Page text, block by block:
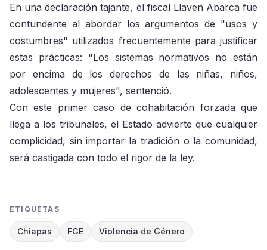
En una declaración tajante, el fiscal Llaven Abarca fue
contundente al abordar los argumentos de "usos y
costumbres" utilizados frecuentemente para justificar
estas prácticas: "Los sistemas normativos no están
por encima de los derechos de las niñas, niños,
adolescentes y mujeres", sentenció.
Con este primer caso de cohabitación forzada que
llega a los tribunales, el Estado advierte que cualquier
complicidad, sin importar la tradición o la comunidad,
será castigada con todo el rigor de la ley.
ETIQUETAS
Chiapas FGE Violencia de Género